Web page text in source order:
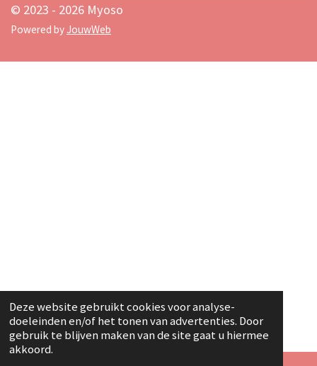
Deze website gebruikt cookies voor analyse-
doeleinden en/of het tonen van advertenties. Door
gebruik te blijven maken van de site gaat u hiermee
akkoord.
© 2023 - 2026 Myoso
Powered byJouwWeb